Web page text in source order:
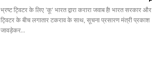
भ्रष्ट ट्विटर के लिए 'कू' भारत द्वारा करारा जवाब है! भारत सरकार और
ट्विटर के बीच लगातार टकराव के साथ, सूचना प्रसारण मंत्री प्रकाश
जावड़ेकर...